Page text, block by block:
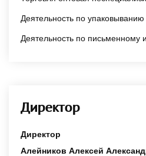
Деятельность по упаковыванию
Деятельность по письменному
Директор
Директор
Алейников Алексей